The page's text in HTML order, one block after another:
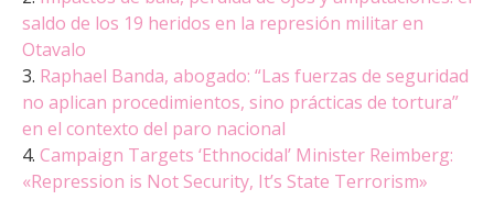
saldo de los 19 heridos en la represión militar en
Otavalo
3. Raphael Banda, abogado: “Las fuerzas de seguridad
no aplican procedimientos, sino prácticas de tortura”
en el contexto del paro nacional
4. Campaign Targets ‘Ethnocidal’ Minister Reimberg:
«Repression is Not Security, It’s State Terrorism»